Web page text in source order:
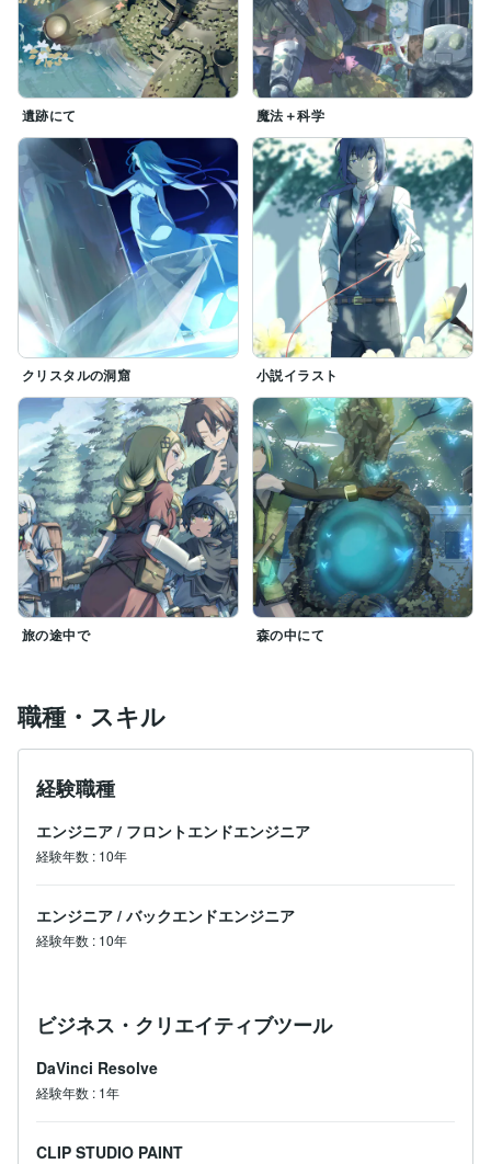
遺跡にて 魔法＋科学
クリスタルの洞窟 小説イラスト
旅の途中で 森の中にて
職種・スキル
経験職種
エンジニア / フロントエンドエンジニア
経験年数 : 10年
エンジニア / バックエンドエンジニア
経験年数 : 10年
ビジネス・クリエイティブツール
DaVinci Resolve
経験年数 : 1年
CLIP STUDIO PAINT